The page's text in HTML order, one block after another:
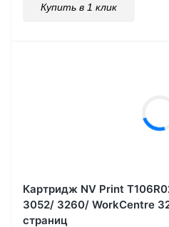
Купить в 1 клик
Картридж NV Print
3052/ 3260/ WorkCentre
страниц